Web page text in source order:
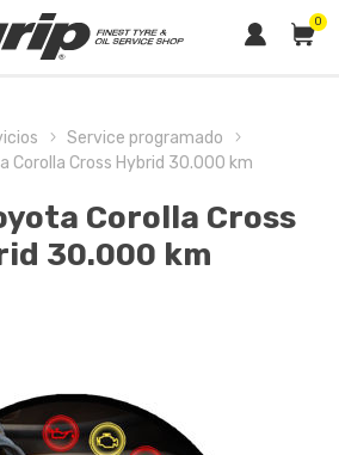
0
Service programado
Corolla Cross Hybrid 30.000 km
Corolla Cross
30.000 km